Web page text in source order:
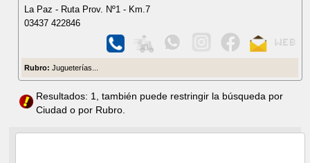
La Paz - Ruta Prov. Nº1 - Km.7
03437 422846
Rubro: Jugueterías...
Resultados: 1, también puede restringir la búsqueda por
Ciudad o por Rubro.